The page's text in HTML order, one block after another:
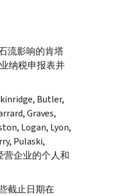
流影响的肯塔
纳税申报表并
Butler,
Graves,
Logan, Lyon,
Pulaski,
营企业的个人和
截止日期在